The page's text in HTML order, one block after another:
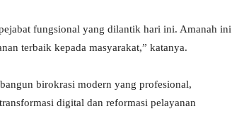
fungsional yang dilantik hari ini. Amanah ini
terbaik kepada masyarakat,” katanya.
birokrasi modern yang profesional,
digital dan reformasi pelayanan